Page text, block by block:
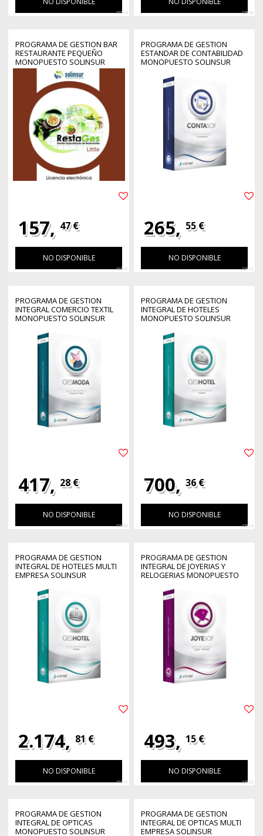
46514 42818
PROGRAMA DE GESTION BAR
RESTAURANTE PEQUEÑO
MONOPUESTO SOLINSUR
157, 47 €
NO DISPONIBLE
46516
PROGRAMA DE GESTION
ESTANDAR DE CONTABILIDAD
MONOPUESTO SOLINSUR
265, 55 €
NO DISPONIBLE
42812
PROGRAMA DE GESTION
INTEGRAL COMERCIO TEXTIL
MONOPUESTO SOLINSUR
417, 28 €
NO DISPONIBLE
42809
PROGRAMA DE GESTION
INTEGRAL DE HOTELES
MONOPUESTO SOLINSUR
700, 36 €
NO DISPONIBLE
42814
PROGRAMA DE GESTION
INTEGRAL DE HOTELES MULTI
EMPRESA SOLINSUR
2.174, 81 €
NO DISPONIBLE
46515
PROGRAMA DE GESTION
INTEGRAL DE JOYERIAS Y
RELOGERIAS MONOPUESTO
493, 15 €
NO DISPONIBLE
42810
PROGRAMA DE GESTION
INTEGRAL DE OPTICAS
MONOPUESTO SOLINSUR
PROGRAMA DE GESTION
INTEGRAL DE OPTICAS MULTI
EMPRESA SOLINSUR